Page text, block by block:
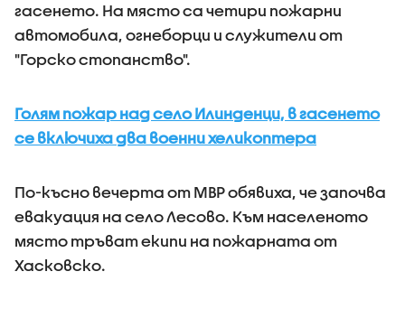
гасенето. На място са четири пожарни
автомобила, огнеборци и служители от
"Горско стопанство".
Голям пожар над село Илинденци, в гасенето
се включиха два военни хеликоптера
По-късно вечерта от МВР обявиха, че започва
евакуация на село Лесово. Към населеното
място тръват екипи на пожарната от
Хасковско.